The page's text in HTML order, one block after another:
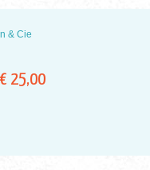
& Cie
€ 25,00